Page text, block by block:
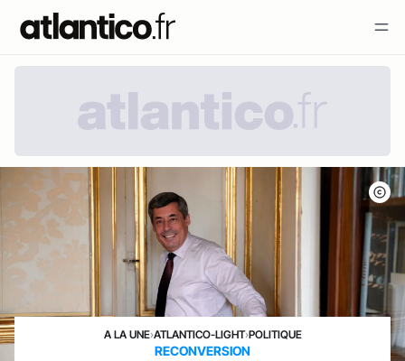
A LA UNE›ATLANTICO-LIGHT›POLITIQUE
RECONVERSION